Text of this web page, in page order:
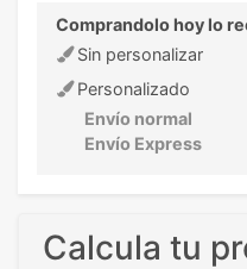
Comprandolo hoy lo
Sin personalizar
Personalizado
Envío normal
Envío Express
Calcula tu